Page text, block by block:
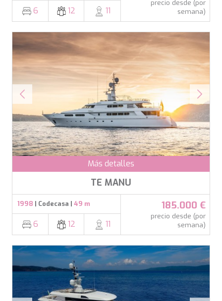
6 12 11
precio desde (por
semana)
Más detalles
TE MANU
1998 | Codecasa | 49 m
6 12 11
185.000 €
precio desde (por
semana)